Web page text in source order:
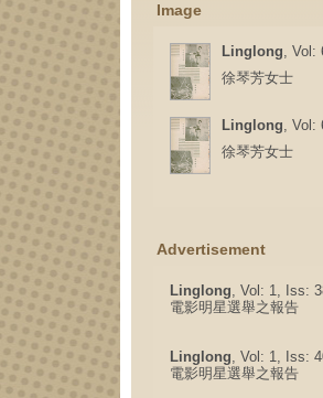
Image
Linglong, Vol:
徐琴芳女士
Linglong, Vol:
徐琴芳女士
Advertisement
Linglong, Vol: 1, Iss:
電影明星選舉之報告
Linglong, Vol: 1, Iss:
電影明星選舉之報告